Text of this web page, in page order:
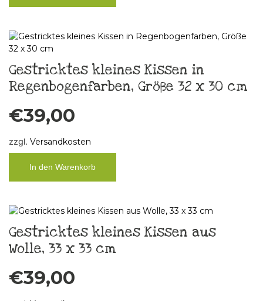
Gestricktes kleines Kissen in
Regenbogenfarben, Größe 32 x 30 cm
€39,00
zzgl. Versandkosten
In den Warenkorb
Gestricktes kleines Kissen aus
Wolle, 33 x 33 cm
€39,00